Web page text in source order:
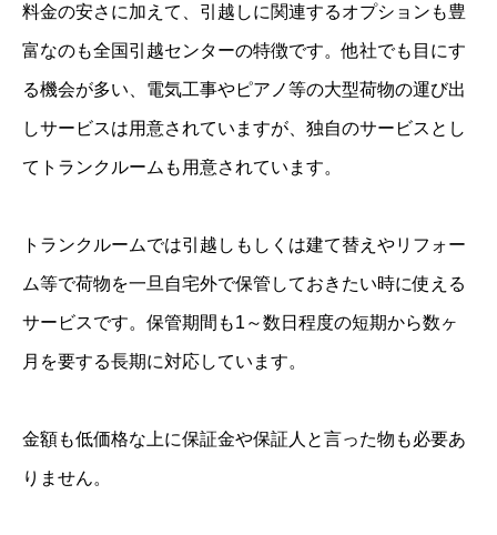
料金の安さに加えて、引越しに関連するオプションも豊
富なのも全国引越センターの特徴です。他社でも目にす
る機会が多い、電気工事やピアノ等の大型荷物の運び出
しサービスは用意されていますが、独自のサービスとし
てトランクルームも用意されています。
トランクルームでは引越しもしくは建て替えやリフォー
ム等で荷物を一旦自宅外で保管しておきたい時に使える
サービスです。保管期間も1～数日程度の短期から数ヶ
月を要する長期に対応しています。
金額も低価格な上に保証金や保証人と言った物も必要あ
りません。